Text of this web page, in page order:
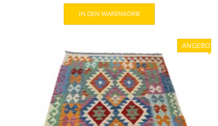
Preis
war:
Preis
ist:
IN DEN WARENKORB
ANGEBOT!